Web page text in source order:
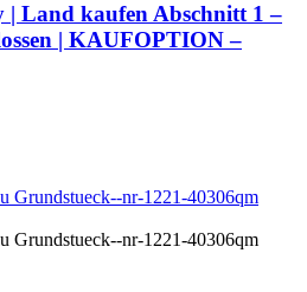
| Land kaufenAbschnitt 1 –
| KAUFOPTION –